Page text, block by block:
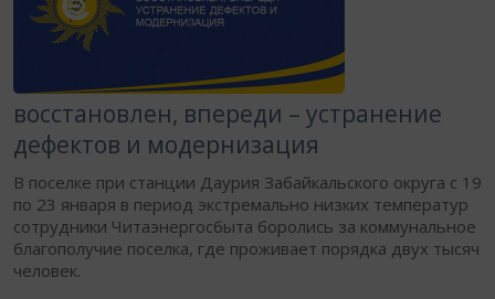
восстановлен, впереди – устранение
дефектов и модернизация
​В поселке при станции Даурия Забайкальского округа с 19
по 23 января в период экстремально низких температур
сотрудники Читаэнергосбыта боролись за коммунальное
благополучие поселка, где проживает порядка двух тысяч
человек.